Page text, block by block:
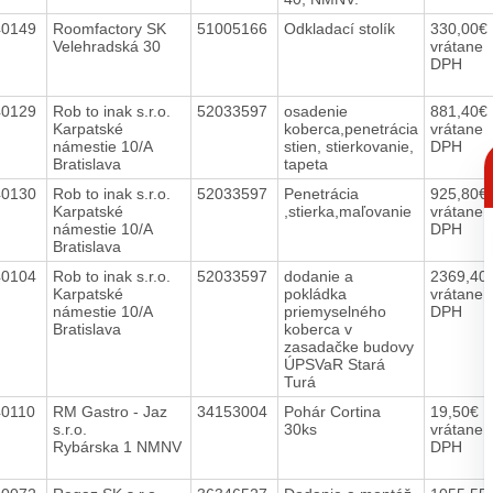
Roomfactory SK
Velehradská 30
51005166 Odkladací stolík
330,00€
vrátane
DPH
Rob to inak s.r.o.
Karpatské
námestie 10/A
Bratislava
52033597
osadenie
koberca,penetrácia
stien, stierkovanie,
tapeta
881,40€
vrátane
DPH
Rob to inak s.r.o.
Karpatské
námestie 10/A
Bratislava
52033597
Penetrácia
,stierka,maľovanie
925,80€
vrátane
DPH
Rob to inak s.r.o.
Karpatské
námestie 10/A
Bratislava
52033597
dodanie a
pokládka
priemyselného
koberca v
zasadačke budovy
ÚPSVaR Stará
Turá
2369,40€
vrátane
DPH
RM Gastro - Jaz
s.r.o.
Rybárska 1 NMNV
34153004
Pohár Cortina
30ks
19,50€
vrátane
DPH